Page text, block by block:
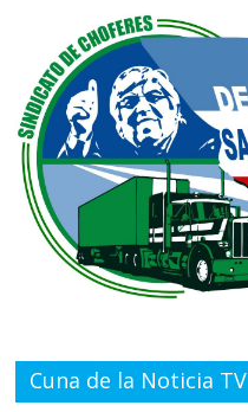
Cuna de la Noticia TV